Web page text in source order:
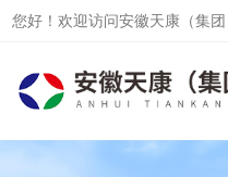
您好！欢迎访问安徽天康（集